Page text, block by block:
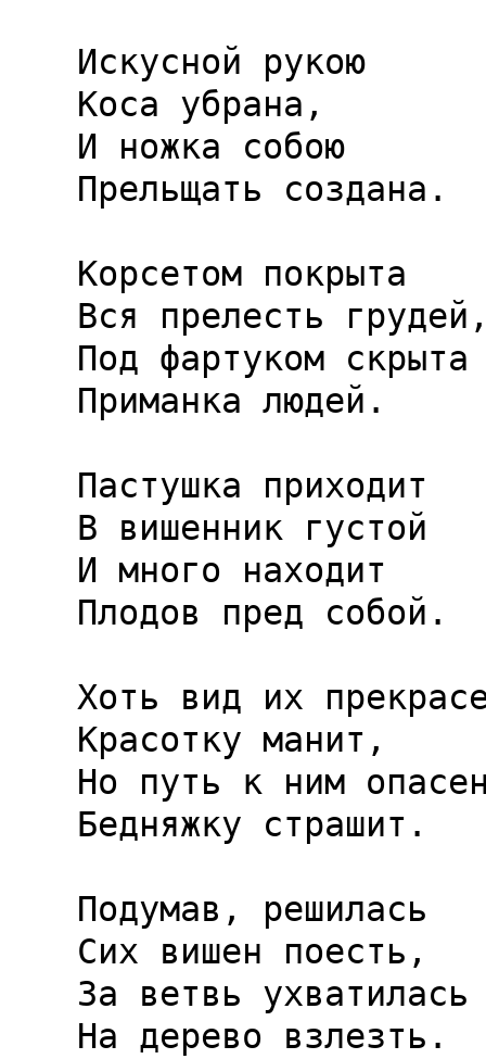
Искусной рукою
Коса убрана,
И ножка собою
Прельщать создана.
Корсетом покрыта
Вся прелесть
Под фартуком скрыта
Приманка людей.
Пастушка приходит
В вишенник густой
И много находит
Плодов пред собой.
Хоть вид их
Красотку манит,
Но путь к ним
Бедняжку страшит.
Подумав, решилась
Сих вишен поесть,
За ветвь ухватилась
На дерево взлезть.